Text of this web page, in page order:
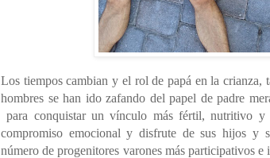
Los tiempos cambian y el rol de papá en la crianza,
hombres se han ido zafando del papel de padre
para conquistar un vínculo más fértil, nutritivo y
compromiso emocional y disfrute de sus hijos y
número de progenitores varones más participativos e